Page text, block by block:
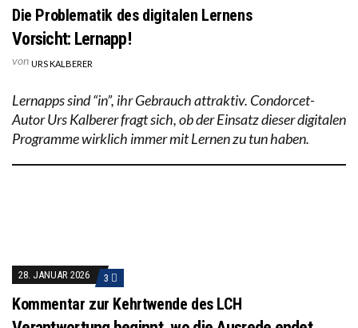
Die Problematik des digitalen Lernens
Vorsicht: Lernapp!
von URS KALBERER
Lernapps sind “in”, ihr Gebrauch attraktiv. Condorcet-
Autor Urs Kalberer fragt sich, ob der Einsatz dieser digitalen
Programme wirklich immer mit Lernen zu tun haben.
28. JANUAR 2026 3
Kommentar zur Kehrtwende des LCH